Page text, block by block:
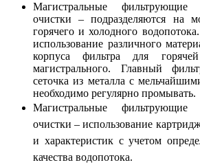
Магистральные фильтрующие
очистки – подразделяются на
горячего и холодного
использование различного
корпуса фильтра для
магистрального. Главный
сеточка из металла с
необходимо регулярно промывать.
Магистральные фильтрующие
очистки – использование
и характеристик с учетом
качества водопотока.